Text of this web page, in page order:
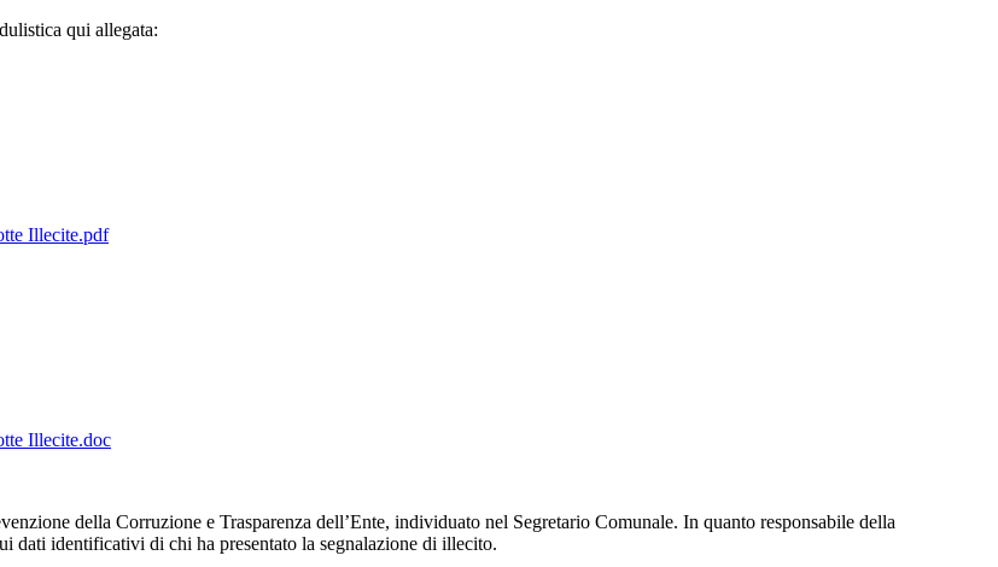
qui allegata:
Illecite.pdf
Illecite.doc
della Corruzione e Trasparenza dell’Ente, individuato nel Segretario Comunale. In quanto responsabile della
dati identificativi di chi ha presentato la segnalazione di illecito.